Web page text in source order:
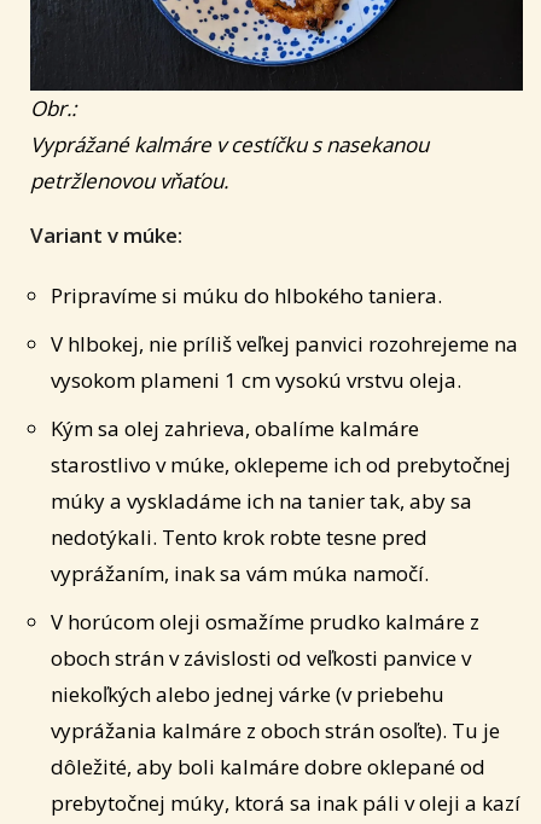
Obr.:
Vyprážané kalmáre v cestíčku s nasekanou
petržlenovou vňaťou.
Variant v múke:
Pripravíme si múku do hlbokého taniera.
V hlbokej, nie príliš veľkej panvici rozohrejeme na
vysokom plameni 1 cm vysokú vrstvu oleja.
Kým sa olej zahrieva, obalíme kalmáre
starostlivo v múke, oklepeme ich od prebytočnej
múky a vyskladáme ich na tanier tak, aby sa
nedotýkali. Tento krok robte tesne pred
vyprážaním, inak sa vám múka namočí.
V horúcom oleji osmažíme prudko kalmáre z
oboch strán v závislosti od veľkosti panvice v
niekoľkých alebo jednej várke (v priebehu
vyprážania kalmáre z oboch strán osoľte). Tu je
dôležité, aby boli kalmáre dobre oklepané od
prebytočnej múky, ktorá sa inak páli v oleji a kazí